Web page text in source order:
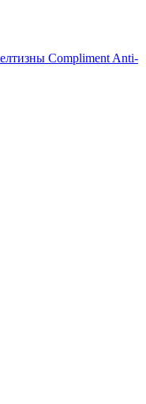
Compliment Anti-